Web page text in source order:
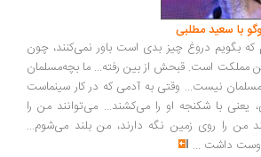
مطلبی
دروغ چیز بدی است باور نمی‌کنند، چون
است. قبحش از بین رفته... ما بچه‌مسلمان
نیست... وقتی به آدمی که در کار سینماست
با شکنجه او را می‌کشند... می‌توانند من را
روی زمین نگه دارند، من بلند می‌شوم...
...